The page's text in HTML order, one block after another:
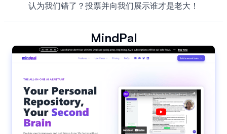
认为我们错了？投票并向我们展示谁才是老大！
MindPal